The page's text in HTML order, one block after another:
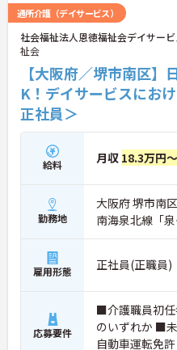
通所介護（デイサービス）
社会福祉法人恩徳福祉会デイサー
祉会
【大阪府／堺市南区
K！デイサービスにお
正社員＞
給料 月収 18.3万円
勤務地
大阪府 堺市南
南海泉北線「
雇用形態 正社員(正職員)
応募要件
■介護職員初任
のいずれか ■
自動車運転免許